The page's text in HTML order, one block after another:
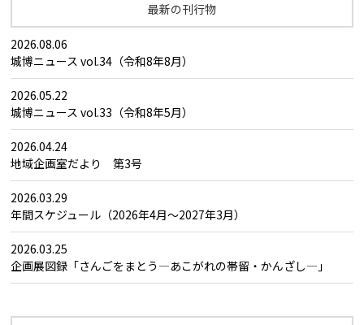
最新の刊行物
2026.08.06
城博ニュース vol.34（令和8年8月）
2026.05.22
城博ニュース vol.33（令和8年5月）
2026.04.24
地域企画室だより 第3号
2026.03.29
年間スケジュール（2026年4月～2027年3月）
2026.03.25
企画展図録「さんごをまとう―あこがれの帯留・かんざし―」